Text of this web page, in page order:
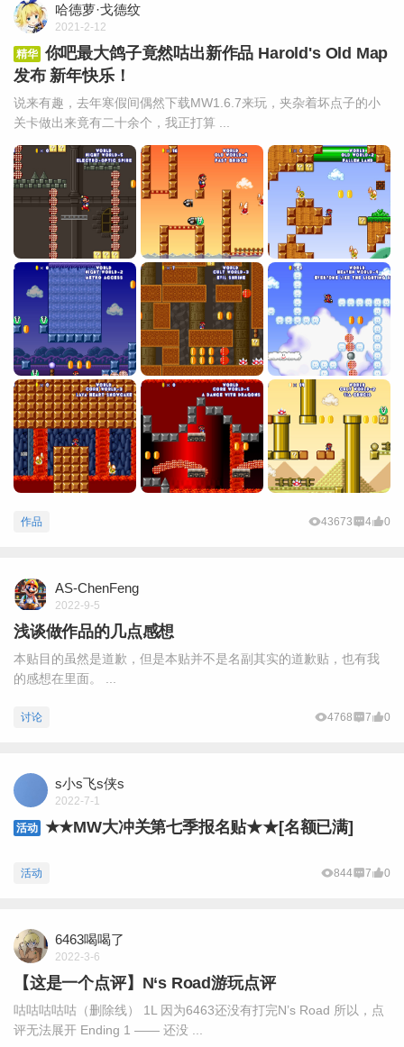
哈德萝·戈德纹
2021-2-12
精华 你吧最大鸽子竟然咕出新作品 Harold's Old Map
发布 新年快乐！
说来有趣，去年寒假间偶然下载MW1.6.7来玩，夹杂着坏点子的小
关卡做出来竟有二十余个，我正打算 ...
作品 43673 4 0
AS-ChenFeng
2022-9-5
浅谈做作品的几点感想
本贴目的虽然是道歉，但是本贴并不是名副其实的道歉贴，也有我
的感想在里面。 ...
讨论 4768 7 0
s小s飞s侠s
2022-7-1
活动 ★★MW大冲关第七季报名贴★★[名额已满]
活动 844 7 0
6463喝喝了
2022-3-6
【这是一个点评】N‘s Road游玩点评
咕咕咕咕咕（删除线） 1L 因为6463还没有打完N’s Road 所以，点
评无法展开 Ending 1 —— 还没 ...